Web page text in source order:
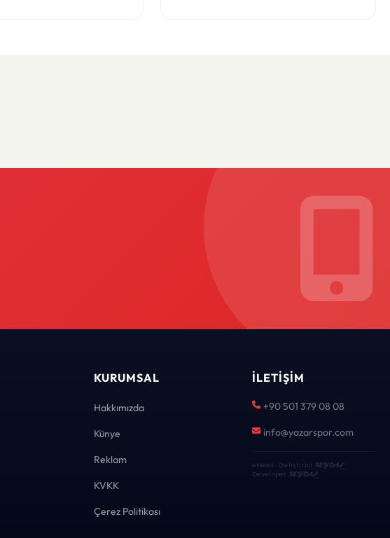
KURUMSAL
Hakkımızda
Künye
Reklam
KVKK
Çerez Politikası
İLETIŞIM
+90 501 379 08 08
info@yazarspor.com
eNews · Geliştirici KEYDAL·
Developer KEYDAL